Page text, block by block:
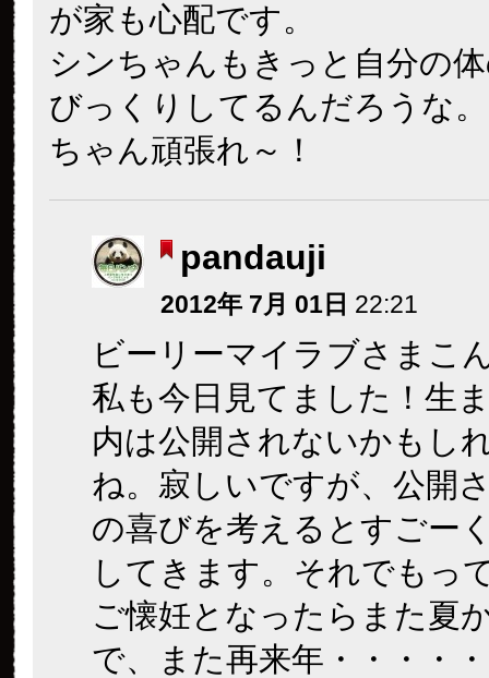
が家も心配です。
シンちゃんもきっと自分の
びっくりしてるんだろうな
ちゃん頑張れ～！
pandauji
2012年 7月 01日 22:21
ビーリーマイラブさまこ
私も今日見てました！生
内は公開されないかもし
ね。寂しいですが、公開
の喜びを考えるとすごー
してきます。それでもっ
ご懐妊となったらまた夏
で、また再来年・・・・